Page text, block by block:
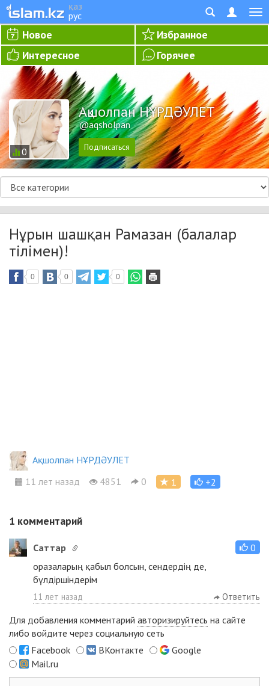
қаз
рус
Новое
Избранное
Интересное
Горячее
0
Ақшолпан НҰРДӘУЛЕТ
@aqsholpan
Нұрын шашқан Рамазан (балалар
тілімен)!
0 0 0
Ақшолпан НҰРДӘУЛЕТ
11 лет назад
4851 0 1 +2
1 комментарий
Cаттар
0
оразаларың қабыл болсын, сендердің де,
бүлдіршіндерім
11 лет назад Ответить
Для добавления комментарий авторизируйтесь на сайте
либо войдите через социальную сеть
Facebook
ВКонтакте
Google
Mail.ru